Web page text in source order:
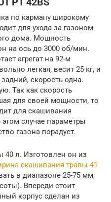
по карману широкому
для ухода за газоном
дома. Мощность
на ось до 3000 об/мин.
агрегат на 92-м
легкая, весит 25 кг, и
скорость одна.
Так как скорость
для своей мощности, то
для скашивания
случае параметры
газона порадует.
40 л. Изготовлен он из
скашивания травы 41
в диапазоне 25-75 мм,
Впереди стоит
корпус сделан из